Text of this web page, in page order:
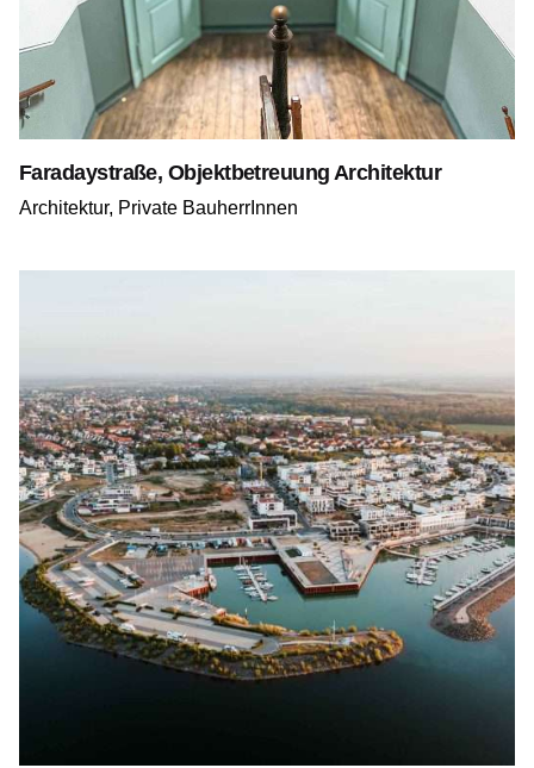
Faradaystraße, Objektbetreuung Architektur
Architektur Private BauherrInnen